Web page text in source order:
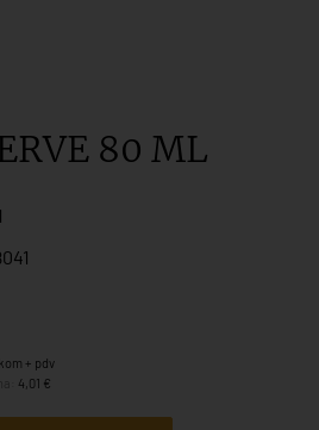
80 ML
+ pdv
4,01 €